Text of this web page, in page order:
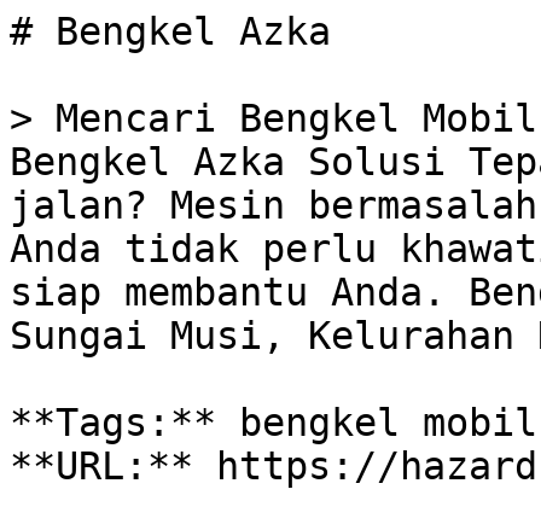
# Bengkel Azka
> Mencari Bengkel
Bengkel Azka Solusi
jalan? Mesin
Anda tidak perlu
siap membantu Anda.
Sungai Musi, Kelurahan
**Tags:** bengkel
**URL:** https://